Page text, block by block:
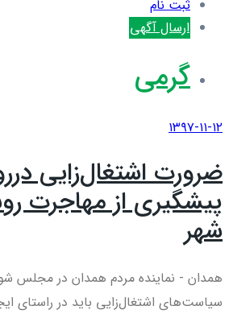
ثبت نام
ارسال آگهی
گرمی
۱۳۹۷-۱۱-۱۲
ضرورت اشتغال‌زایی
پیشگیری از مهاجرت
شهر
همدان - نماینده مردم همدان در مجلس
سیاست‌های اشتغال‌زایی باید در راستای